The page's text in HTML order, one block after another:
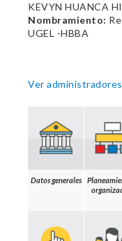
KEVYN HUANCA
Nombramiento:
UGEL -HBBA
Ver
Datos generales